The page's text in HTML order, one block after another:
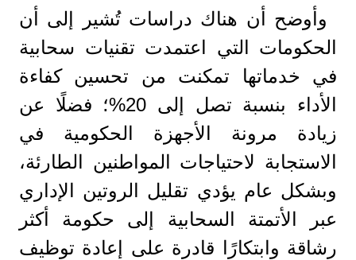
وأوضح أن هناك دراسات تُشير إلى أن
الحكومات التي اعتمدت تقنيات سحابية
في خدماتها تمكنت من تحسين كفاءة
الأداء بنسبة تصل إلى 20%؛ فضلًا عن
زيادة مرونة الأجهزة الحكومية في
الاستجابة لاحتياجات المواطنين الطارئة،
وبشكل عام يؤدي تقليل الروتين الإداري
عبر الأتمتة السحابية إلى حكومة أكثر
رشاقة وابتكارًا قادرة على إعادة توظيف